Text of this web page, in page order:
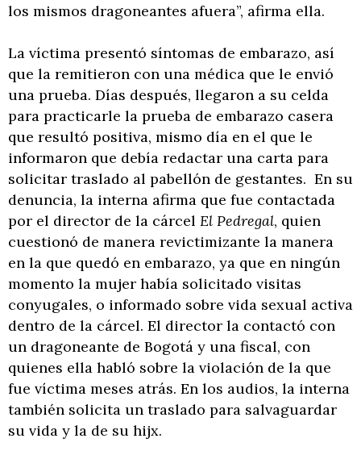
los mismos dragoneantes afuera”, afirma ella.
La víctima presentó síntomas de embarazo, así
que la remitieron con una médica que le envió
una prueba. Días después, llegaron a su celda
para practicarle la prueba de embarazo casera
que resultó positiva, mismo día en el que le
informaron que debía redactar una carta para
solicitar traslado al pabellón de gestantes. En su
denuncia, la interna afirma que fue contactada
por el director de la cárcel El Pedregal, quien
cuestionó de manera revictimizante la manera
en la que quedó en embarazo, ya que en ningún
momento la mujer había solicitado visitas
conyugales, o informado sobre vida sexual activa
dentro de la cárcel. El director la contactó con
un dragoneante de Bogotá y una fiscal, con
quienes ella habló sobre la violación de la que
fue víctima meses atrás. En los audios, la interna
también solicita un traslado para salvaguardar
su vida y la de su hijx.